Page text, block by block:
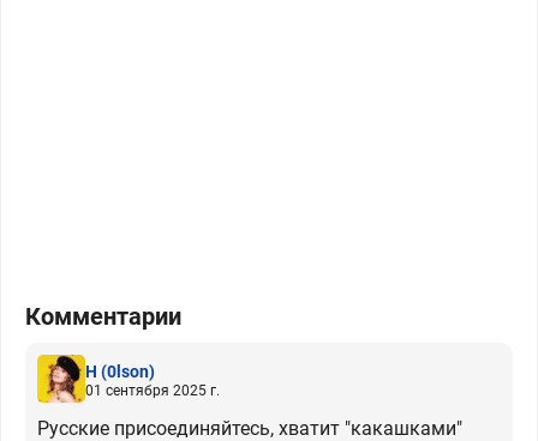
Комментарии
H (0lson)
01 сентября 2025 г.
Русские присоединяйтесь, хватит "какашками"